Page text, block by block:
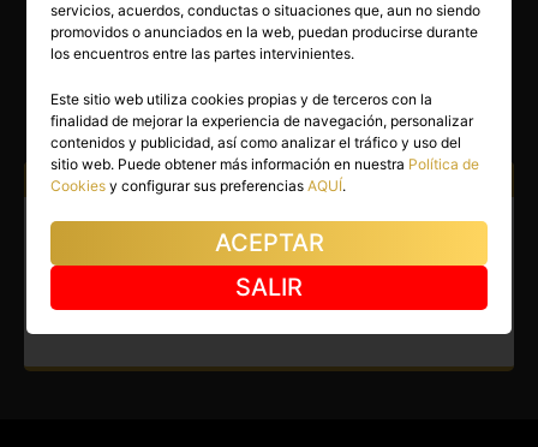
28 años
CHARLOTTE
Santa Cruz de la Palma(Tenerife)
(3)
Atiendo a: Hombres
Virtual en Santa Cruz de la
Palma. Prueba algo dulce
conmigo, cariño.
servicios, acuerdos, conductas o situaciones que, aun no siendo
promovidos o anunciados en la web, puedan producirse durante
los encuentros entre las partes intervinientes.
Este sitio web utiliza cookies propias y de terceros con la
finalidad de mejorar la experiencia de navegación, personalizar
contenidos y publicidad, así como analizar el tráfico y uso del
sitio web. Puede obtener más información en nuestra Política de
Cookies y configurar sus preferenciasAQUÍ.
ACEPTAR
SALIR